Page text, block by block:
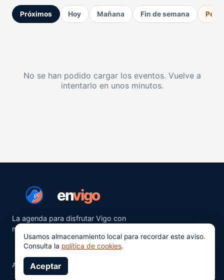
Próximos Hoy Mañana Fin de semana
No se han podido cargar los eventos. Vuelve a
intentarlo en unos minutos.
envigo
La agenda para disfrutar Vigo con
más ganas.
Aviso legalPrivacidad
Usamos almacenamiento local para recordar este aviso.
Consulta la política de cookies.
Aceptar